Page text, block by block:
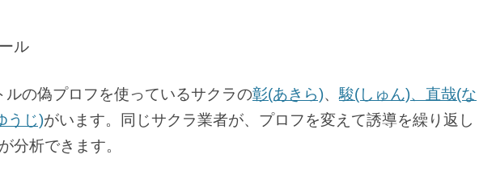
ル
ルの偽プロフを使っているサクラの彰(あきら)、駿(しゅん)、直哉(な
うじ)がいます。同じサクラ業者が、プロフを変えて誘導を繰り返し
分析できます。